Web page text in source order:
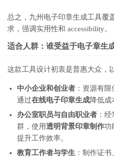
总之，九州电子印章生成工具覆
求，强调实用性和 accessibility。
适合人群：谁受益于电子章生
这款工具设计初衷是普惠大众，
中小企业和创业者 ：资源有
通过在线电子印章生成降低成
办公室职员与自由职业者 ：
群，使用透明背景印章制作功
提升工作效率。
教育工作者与学生 ：制作证